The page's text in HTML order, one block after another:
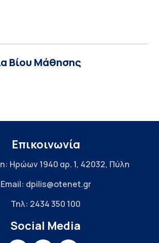
Βίου Μάθησης
Επικοινωνία
Ηρώων 1940 αρ. 1, 42032, Πύλη
Email: dpilis@otenet.gr
Τηλ: 2434 350 100
Social Media